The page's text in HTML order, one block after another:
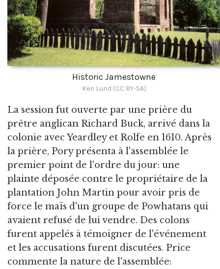
Historic Jamestowne
Ken Lund (CC BY-SA)
La session fut ouverte par une prière du
prêtre anglican Richard Buck, arrivé dans la
colonie avec Yeardley et Rolfe en 1610. Après
la prière, Pory présenta à l'assemblée le
premier point de l'ordre du jour: une
plainte déposée contre le propriétaire de la
plantation John Martin pour avoir pris de
force le maïs d'un groupe de Powhatans qui
avaient refusé de lui vendre. Des colons
furent appelés à témoigner de l'événement
et les accusations furent discutées. Price
commente la nature de l'assemblée: